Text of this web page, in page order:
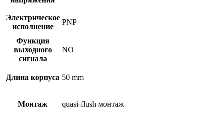
Электрическое
исполнение
PNP
Функция
выходного
сигнала
NO
Длина корпуса 50 mm
Монтаж quasi-flush монтаж